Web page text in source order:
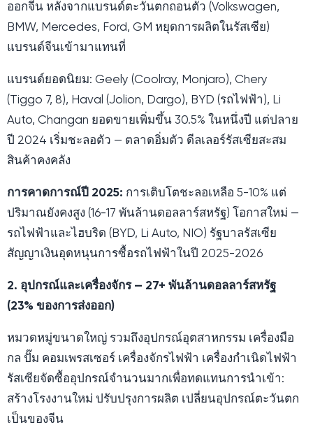
ออกจีน หลังจากแบรนด์ตะวันตกถอนตัว (Volkswagen,
BMW, Mercedes, Ford, GM หยุดการผลิตในรัสเซีย)
แบรนด์จีนเข้ามาแทนที่
แบรนด์ยอดนิยม: Geely (Coolray, Monjaro), Chery
(Tiggo 7, 8), Haval (Jolion, Dargo), BYD (รถไฟฟ้า), Li
Auto, Changan ยอดขายเพิ่มขึ้น 30.5% ในหนึ่งปี แต่ปลาย
ปี 2024 เริ่มชะลอตัว — ตลาดอิ่มตัว ดีลเลอร์รัสเซียสะสม
สินค้าคงคลัง
การคาดการณ์ปี 2025: การเติบโตชะลอเหลือ 5-10% แต่
ปริมาณยังคงสูง (16-17 พันล้านดอลลาร์สหรัฐ) โอกาสใหม่ —
รถไฟฟ้าและไฮบริด (BYD, Li Auto, NIO) รัฐบาลรัสเซีย
สัญญาเงินอุดหนุนการซื้อรถไฟฟ้าในปี 2025-2026
2. อุปกรณ์และเครื่องจักร — 27+ พันล้านดอลลาร์สหรัฐ
(23% ของการส่งออก)
หมวดหมู่ขนาดใหญ่ รวมถึงอุปกรณ์อุตสาหกรรม เครื่องมือ
กล ปั๊ม คอมเพรสเซอร์ เครื่องจักรไฟฟ้า เครื่องกำเนิดไฟฟ้า
รัสเซียจัดซื้ออุปกรณ์จำนวนมากเพื่อทดแทนการนำเข้า:
สร้างโรงงานใหม่ ปรับปรุงการผลิต เปลี่ยนอุปกรณ์ตะวันตก
เป็นของจีน